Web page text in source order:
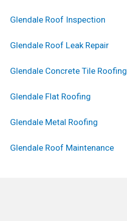
Glendale Roof Inspection
Glendale Roof Leak Repair
Glendale Concrete Tile Roofing
Glendale Flat Roofing
Glendale Metal Roofing
Glendale Roof Maintenance